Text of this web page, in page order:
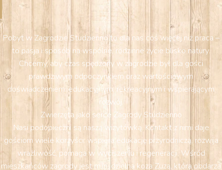
Pobyt w Zagrodzie Studzienno to dla nas coś więcej niż praca –
to pasja i sposób na wspólne, rodzinne życie blisko natury.
Chcemy, aby czas spędzony w zagrodzie był dla gości
prawdziwym odpoczynkiem oraz wartościowym
doświadczeniem: edukacyjnym, rekreacyjnym i wspierającym
rozwój.
Zwierzęta jako serce Zagrody Studzienno
Nasi podopieczni są naszą wizytówką. Kontakt z nimi daje
gościom wiele korzyści: wspiera edukację przyrodniczą, rozwija
wrażliwość, pomaga w wyciszeniu i regeneracji. Wśród
mieszkańców zagrody jest m.in. dzielna koza Zuza, która obdarza